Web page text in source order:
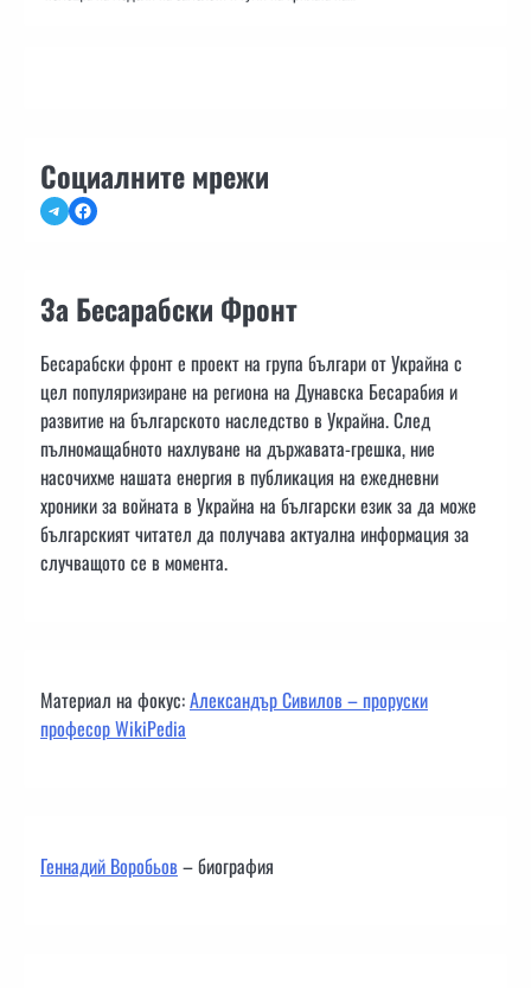
Социалните мрежи
TelegramFacebook
За Бесарабски Фронт
Бесарабски фронт е проект на група българи от Украйна с
цел популяризиране на региона на Дунавска Бесарабия и
развитие на българското наследство в Украйна. След
пълномащабното нахлуване на държавата-грешка, ние
насочихме нашата енергия в публикация на ежедневни
хроники за войната в Украйна на български език за да може
българският читател да получава актуална информация за
случващото се в момента.
Материал на фокус:Александър Сивилов – проруски
професор WikiPedia
Геннадий Воробьов– биография